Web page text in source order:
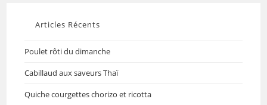
Articles Récents
Poulet rôti du dimanche
Cabillaud aux saveurs Thaï
Quiche courgettes chorizo et ricotta